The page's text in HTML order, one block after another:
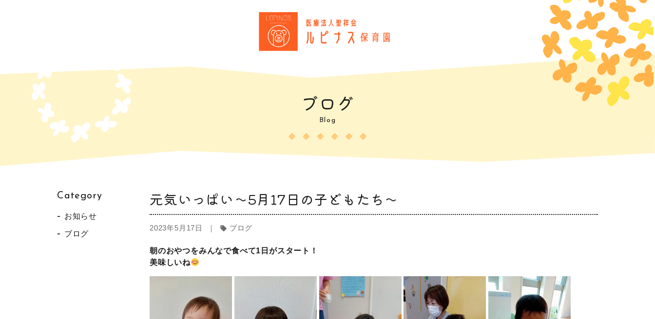
ブログ
Blog
Category
お知らせ
ブログ
元気いっぱい～5月17日の子どもたち～
2023年5月17日 ｜ sell ブログ
朝のおやつをみんなで食べて1日がスタート！
美味しいね